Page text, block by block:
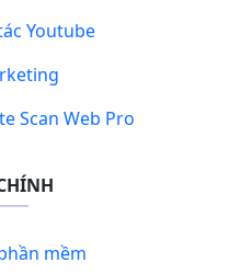
Youtube
Scan Web Pro
mềm